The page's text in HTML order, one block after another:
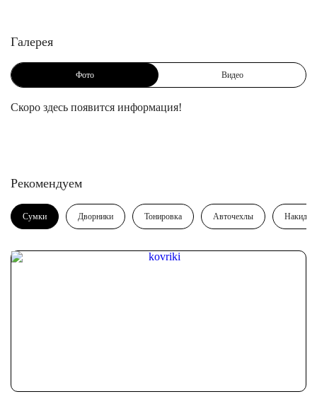
Галерея
Фото Видео
Скоро здесь появится информация!
Рекомендуем
Сумки Дворники Тонировка Авточехлы Накидки